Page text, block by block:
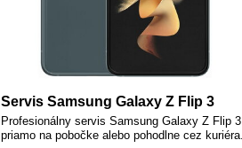
Servis Samsung Galaxy Z Flip 3
Profesionálny servis Samsung Galaxy Z Flip 3
priamo na pobočke alebo pohodlne cez kuriéra.